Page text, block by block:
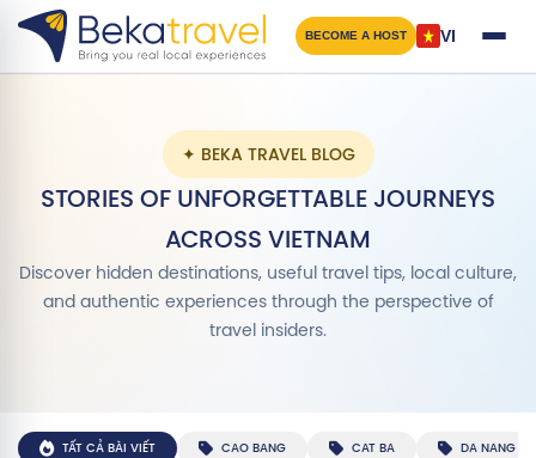
Nhảy
đến
BECOME A HOST VI
✦ BEKA TRAVEL BLOG
STORIES OF UNFORGETTABLE JOURNEYS
ACROSS VIETNAM
Discover hidden destinations, useful travel tips, local culture,
and authentic experiences through the perspective of
travel insiders.
TẤT CẢ BÀI VIẾT CAO BANG CAT BA DA NANG